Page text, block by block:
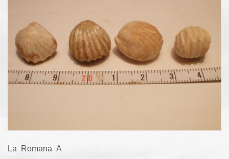
La Romana A